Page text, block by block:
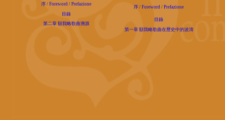
序 / Foreword / Prefazione
目錄
第二章 額我略歌曲溯源
序 / Foreword / Prefazione
目錄
第一章 額我略歌曲在歷史中的波濤